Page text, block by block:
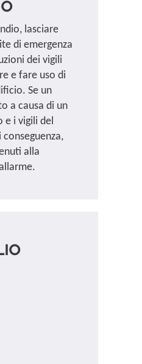
lasciare
di emergenza
dei vigili
e fare uso di
Se un
a causa di un
e i vigili del
alla